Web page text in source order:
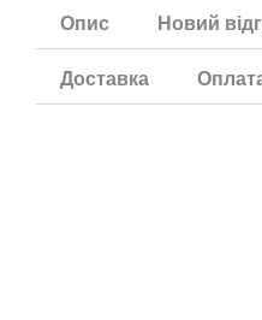
Опис Новий
Доставка